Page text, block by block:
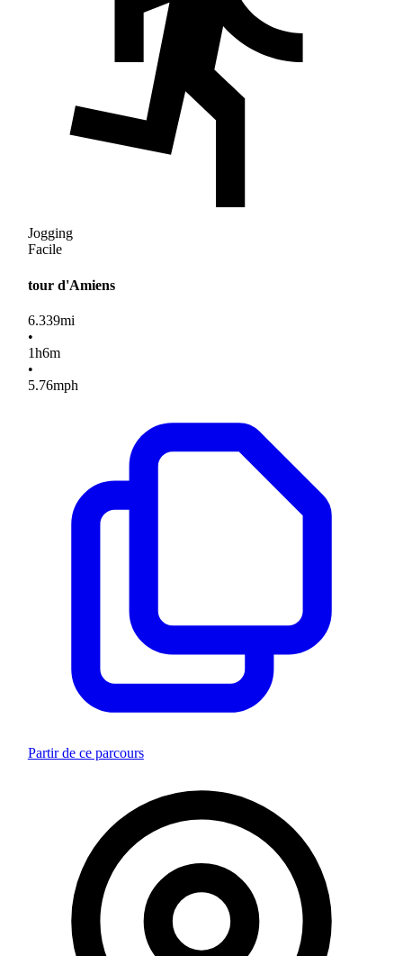
Jogging
Facile
tour d'Amiens
6.339mi
•
1h6m
•
5.76mph
Partir de ce parcours